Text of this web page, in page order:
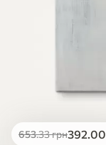
653.33грн392.00